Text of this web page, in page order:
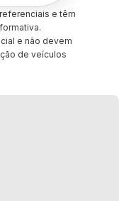
e têm
e não devem
de veículos